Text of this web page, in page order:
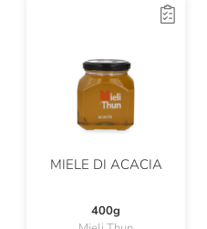
MIELE DI ACACIA
400g